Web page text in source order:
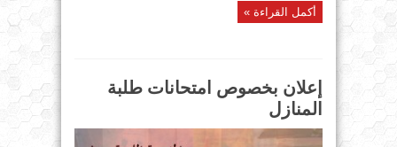
أكمل القراءة »
إعلان بخصوص امتحانات طلبة
المنازل